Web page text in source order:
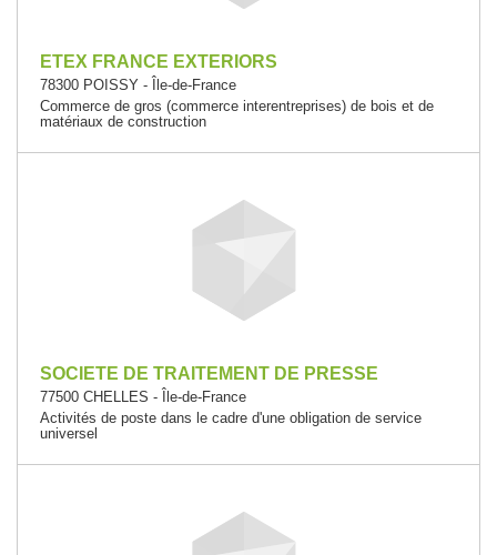
ETEX FRANCE EXTERIORS
78300 POISSY - Île-de-France
Commerce de gros (commerce interentreprises) de bois et de
matériaux de construction
SOCIETE DE TRAITEMENT DE PRESSE
77500 CHELLES - Île-de-France
Activités de poste dans le cadre d'une obligation de service
universel